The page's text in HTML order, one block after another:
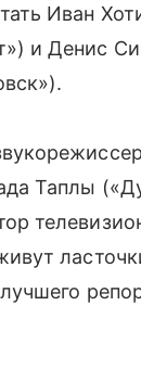
Иван
и Денис
Таплы